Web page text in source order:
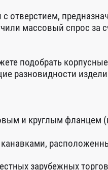
отверстием,
массовый спрос за
подобрать
разновидности
и круглым фланцем
зарубежных